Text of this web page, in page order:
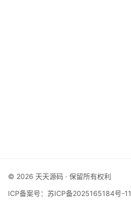
© 2026 天天源码 · 保留所有权利
ICP备案号： 苏ICP备2025165184号-11